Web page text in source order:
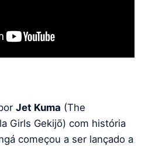
Jet Kuma (The
Girls Gekijō) com história
começou a ser lançado a